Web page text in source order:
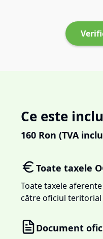
Ce este
160 Ron (TVA
Toate taxele
Toate taxele
către oficiul
Document